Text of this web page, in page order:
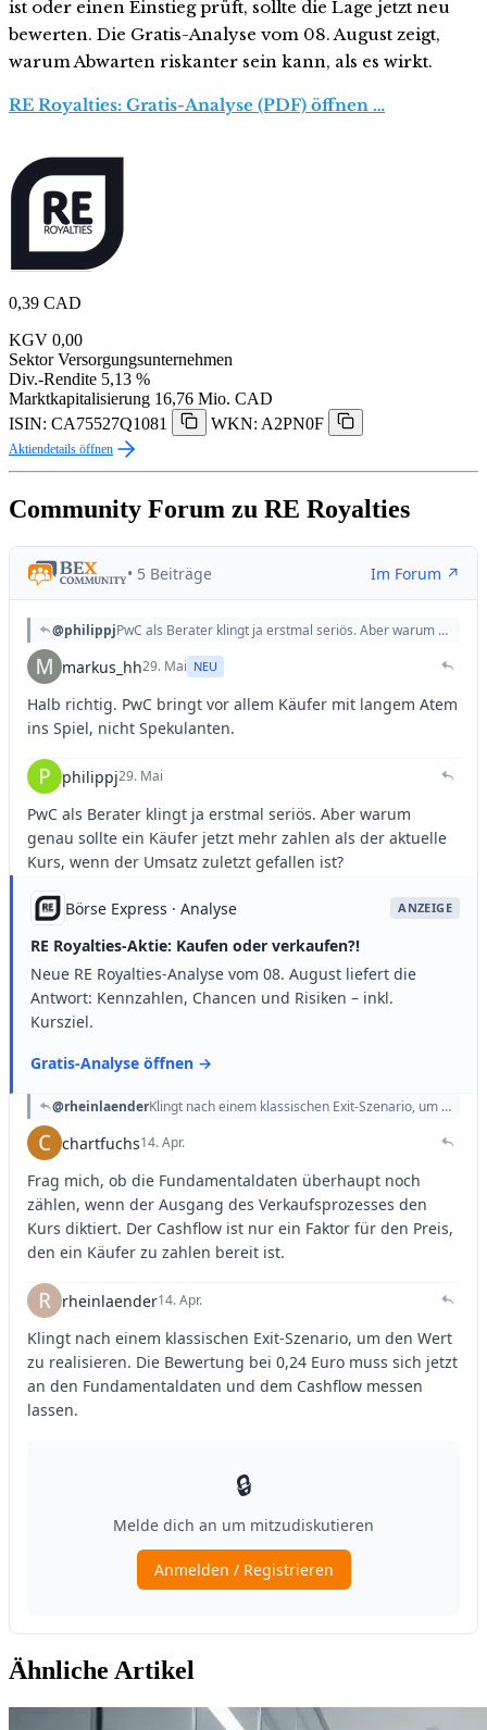
ist oder einen Einstieg prüft, sollte die Lage jetzt neu
bewerten. Die Gratis-Analyse vom 08. August zeigt,
warum Abwarten riskanter sein kann, als es wirkt.
RE Royalties: Gratis-Analyse (PDF) öffnen …
0,39 CAD
KGV 0,00
Sektor Versorgungsunternehmen
Div.-Rendite 5,13 %
Marktkapitalisierung 16,76 Mio. CAD
ISIN: CA75527Q1081
WKN: A2PN0F
Aktiendetails öffnen
Community Forum zu RE Royalties
Ähnliche Artikel